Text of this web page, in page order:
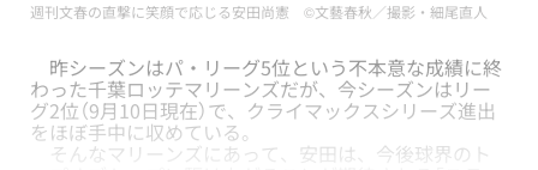
週刊文春の直撃に笑顔で応じる安田尚憲 ©文藝春秋／撮影・細尾直人
昨シーズンはパ・リーグ5位という不本意な成績に終
わった千葉ロッテマリーンズだが、今シーズンはリー
グ2位（9月10日現在）で、クライマックスシリーズ進出
をほぼ手中に収めている。
そんなマリーンズにあって、安田は、今後球界のト